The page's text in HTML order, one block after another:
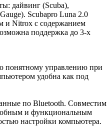
дайвинг (Scuba),
Scubapro Luna 2.0
и Nitrox с содержанием
поддержка до 3-х
понятному управлению при
удобна как под
по Bluetooth. Совместим
и функциональным
настройки компьютера.